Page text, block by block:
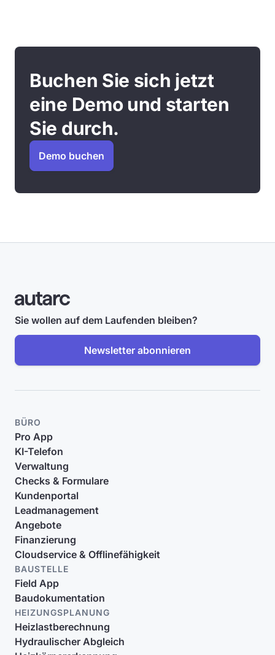
Buchen Sie sich jetzt
eine Demo und starten
Sie durch.
Demo buchen
Sie wollen auf dem Laufenden bleiben?
Newsletter abonnieren
BÜRO
Pro App
KI-Telefon
Verwaltung
Checks & Formulare
Kundenportal
Leadmanagement
Angebote
Finanzierung
Cloudservice & Offlinefähigkeit
BAUSTELLE
Field App
Baudokumentation
HEIZUNGSPLANUNG
Heizlastberechnung
Hydraulischer Abgleich